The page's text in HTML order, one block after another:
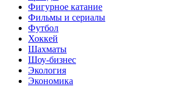
Фигурное катание
Фильмы и сериалы
Футбол
Хоккей
Шахматы
Шоу-бизнес
Экология
Экономика